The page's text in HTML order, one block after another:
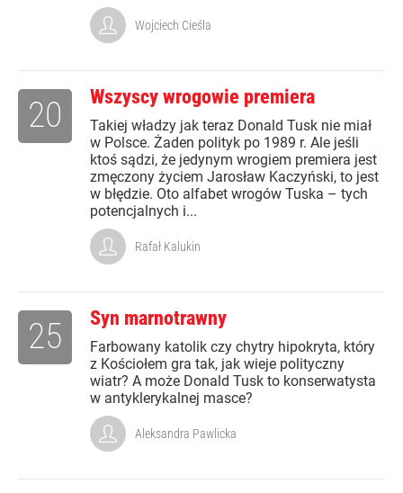
Wojciech Cieśla
Wszyscy wrogowie premiera
Takiej władzy jak teraz Donald Tusk nie miał
w Polsce. Żaden polityk po 1989 r. Ale jeśli
ktoś sądzi, że jedynym wrogiem premiera jest
zmęczony życiem Jarosław Kaczyński, to jest
w błędzie. Oto alfabet wrogów Tuska – tych
potencjalnych i...
20
Rafał Kalukin
Syn marnotrawny
Farbowany katolik czy chytry hipokryta, który
z Kościołem gra tak, jak wieje polityczny
wiatr? A może Donald Tusk to konserwatysta
w antyklerykalnej masce?
25
Aleksandra Pawlicka